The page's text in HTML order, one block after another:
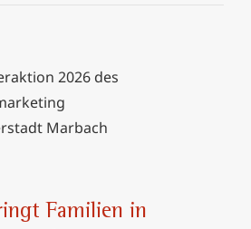
bringt
in Marbachs
Familien in